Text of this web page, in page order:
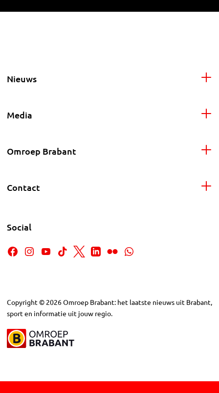
Nieuws
Media
Omroep Brabant
Contact
Social
Copyright © 2026Omroep Brabant: het laatste nieuws uit Brabant,
sport en informatie uit jouw regio.